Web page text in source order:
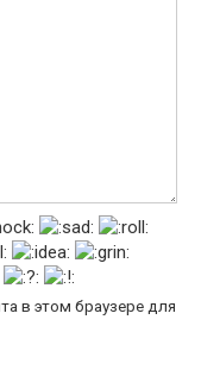
в этом браузере для